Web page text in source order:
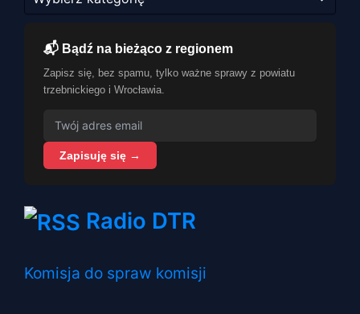
📬 Bądź na bieżąco z regionem
Zapisz się, bez spamu, tylko ważne sprawy z powiatu
trzebnickiego i Wrocławia.
Zapisuję się →
Radio DTR
Komisja do spraw komisji